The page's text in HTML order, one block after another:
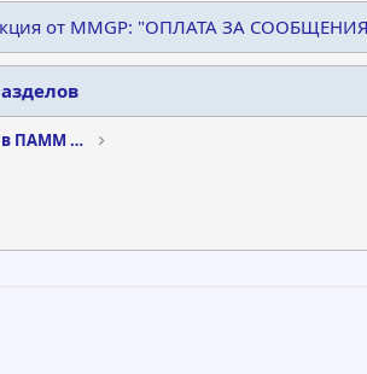
от MMGP: "ОПЛАТА ЗА
Архив раздела: Инвестирование в ПАММ счета